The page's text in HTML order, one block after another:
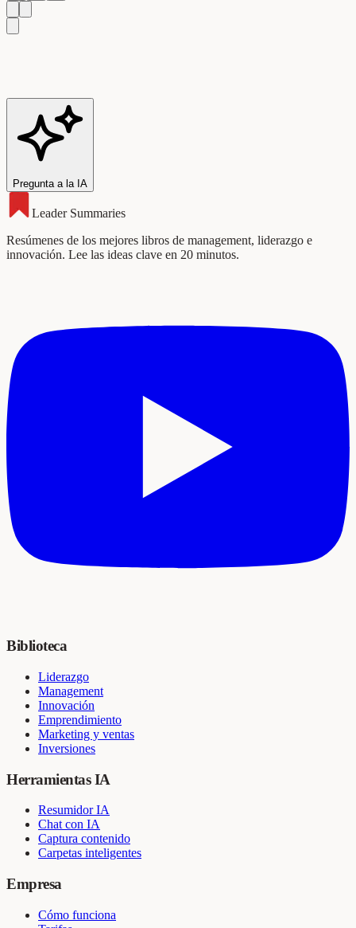
Pregunta a la IA
Leader Summaries
Resúmenes de los mejores libros de management, liderazgo e
innovación. Lee las ideas clave en 20 minutos.
Biblioteca
Liderazgo
Management
Innovación
Emprendimiento
Marketing y ventas
Inversiones
Herramientas IA
Resumidor IA
Chat con IA
Captura contenido
Carpetas inteligentes
Empresa
Cómo funciona